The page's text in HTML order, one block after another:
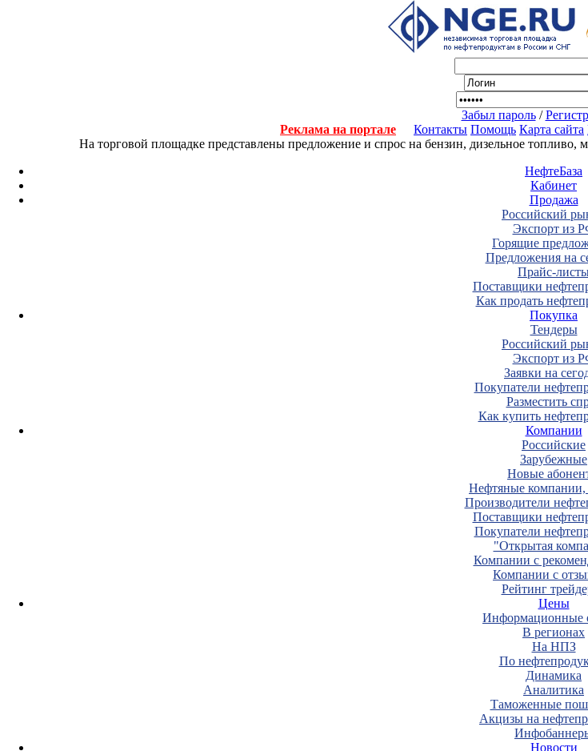
Забыл пароль/
Реклама на портале
Контакты Помощь Карта сайта
На торговой площадке представлены предложение и спрос на бензин, дизельное топливо,
НефтеБаза
Кабинет
Продажа
Российский
Экспорт из
Горящие
Предложения на
Прайс-
Поставщики
Как продать
Покупка
Тендеры
Российский
Экспорт из
Заявки на
Покупатели
Разместить
Как купить
Компании
Российские
Зарубежные
Новые
Нефтяные
Производители
Поставщики
Покупатели
"Открытая
Компании с
Компании с
Рейтинг
Цены
Информационные
В регионах
На НПЗ
По
Динамика
Аналитика
Таможенные
Акцизы на
Новости